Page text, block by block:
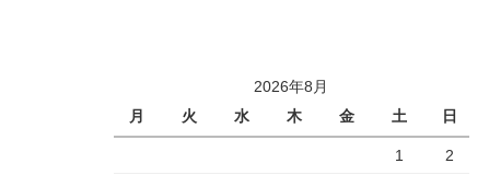
2026年8月
月
火 水 木 金 土 日
1 2